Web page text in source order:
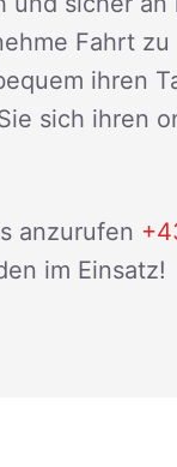
Fahrt
ihren
sich ihren
anzurufen
im Einsatz!